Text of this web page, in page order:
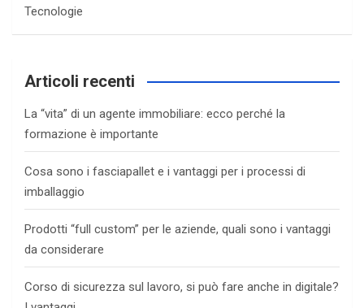
Tecnologie
Articoli recenti
La “vita” di un agente immobiliare: ecco perché la
formazione è importante
Cosa sono i fasciapallet e i vantaggi per i processi di
imballaggio
Prodotti “full custom” per le aziende, quali sono i vantaggi
da considerare
Corso di sicurezza sul lavoro, si può fare anche in digitale?